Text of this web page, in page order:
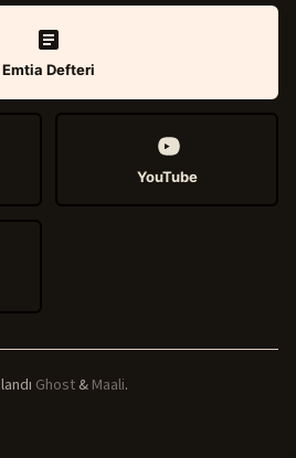
Emtia Defteri
YouTube
Ghost&Maali.